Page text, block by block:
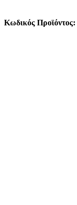
Κωδικός Προϊόντος: